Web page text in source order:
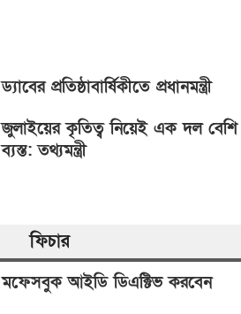
ড্যাবের প্রতিষ্ঠাবার্ষিকীতে প্রধানমন্ত্রী
জুলাইয়ের কৃতিত্ব নিয়েই এক দল বেশি
ব্যস্ত: তথ্যমন্ত্রী
ফিচার
মফেসবুক আইডি ডিএক্টিভ করবেন